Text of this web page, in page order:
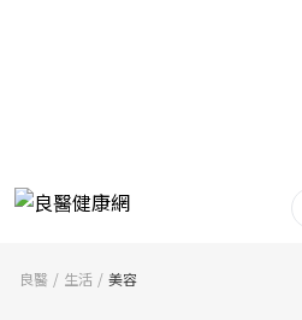
良醫 生活 美容